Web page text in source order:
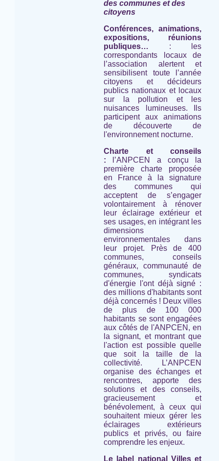
des communes et des
citoyens
Conférences, animations,
expositions, réunions
publiques… : les
correspondants locaux de
l’association alertent et
sensibilisent toute l’année
citoyens et décideurs
publics nationaux et locaux
sur la pollution et les
nuisances lumineuses. Ils
participent aux animations
de découverte de
l'environnement nocturne.
Charte et conseils
: l’ANPCEN a conçu la
première charte proposée
en France à la signature
des communes qui
acceptent de s’engager
volontairement à rénover
leur éclairage extérieur et
ses usages, en intégrant les
dimensions
environnementales dans
leur projet. Près de 400
communes, conseils
généraux, communauté de
communes, syndicats
d'énergie l'ont déjà signé :
des millions d'habitants sont
déjà concernés ! Deux villes
de plus de 100 000
habitants se sont engagées
aux côtés de l'ANPCEN, en
la signant, et montrant que
l'action est possible quelle
que soit la taille de la
collectivité. L’ANPCEN
organise des échanges et
rencontres, apporte des
solutions et des conseils,
gracieusement et
bénévolement, à ceux qui
souhaitent mieux gérer les
éclairages extérieurs
publics et privés, ou faire
comprendre les enjeux.
Le label national Villes et